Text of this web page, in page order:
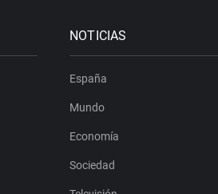
NOTICIAS
España
Mundo
Economía
Sociedad